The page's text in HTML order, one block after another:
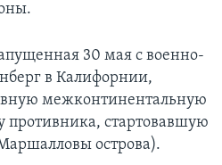
30 мая с военно-
в Калифорнии,
межконтинентальную
противника, стартовавшую
острова).